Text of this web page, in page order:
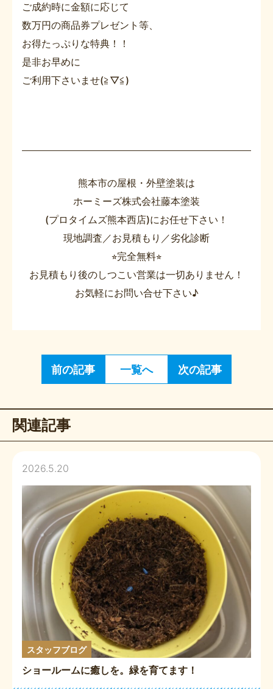
ご成約時に金額に応じて
数万円の商品券プレゼント等、
お得たっぷりな特典！！
是非お早めに
ご利用下さいませ(≧▽≦)
熊本市の屋根・外壁塗装は
ホーミーズ株式会社藤本塗装
(プロタイムズ熊本西店)にお任せ下さい！
現地調査／お見積もり／劣化診断
⭐︎完全無料⭐︎
お見積もり後のしつこい営業は一切ありません！
お気軽にお問い合せ下さい♪
前の記事 一覧へ 次の記事
関連記事
2026.5.20
スタッフブログ
ショールームに癒しを。緑を育てます！